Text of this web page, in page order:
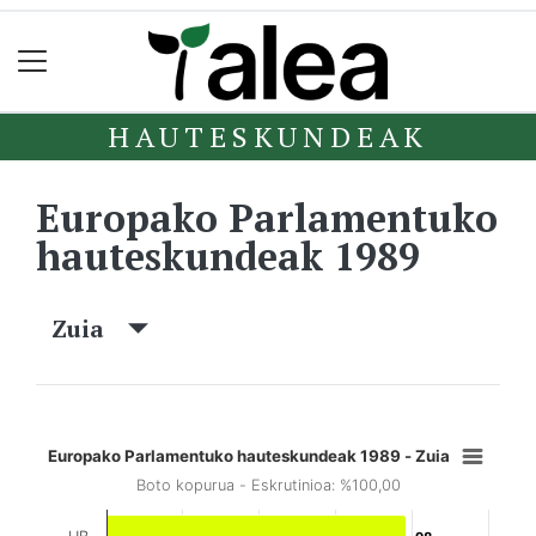
HAUTESKUNDEAK
Europako Parlamentuko
hauteskundeak 1989
Zuia
Europako Parlamentuko hauteskundeak 1989 - Zuia
Boto kopurua - Eskrutinioa: %100,00